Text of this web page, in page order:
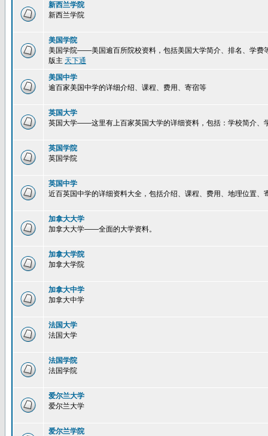
新西兰学院
新西兰学院
美国学院
美国学院——美国逾百所院校资料，包括美国大学简介、排名、学
版主 天下通
美国中学
逾百家美国中学的详细介绍、课程、费用、寄宿等
英国大学
英国大学——这里有上百家英国大学的详细资料，包括：学校简介、
英国学院
英国学院
英国中学
近百英国中学的详细资料大全，包括介绍、课程、费用、地理位置、
加拿大大学
加拿大大学——全面的大学资料。
加拿大学院
加拿大学院
加拿大中学
加拿大中学
法国大学
法国大学
法国学院
法国学院
爱尔兰大学
爱尔兰大学
爱尔兰学院